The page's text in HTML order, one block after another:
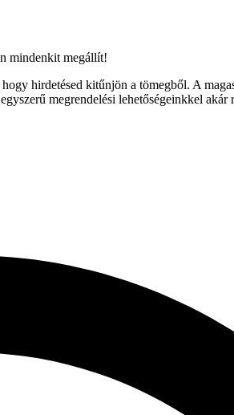
mindenkit megállít!
hirdetésed kitűnjön a tömegből. A
megrendelési lehetőségeinkkel